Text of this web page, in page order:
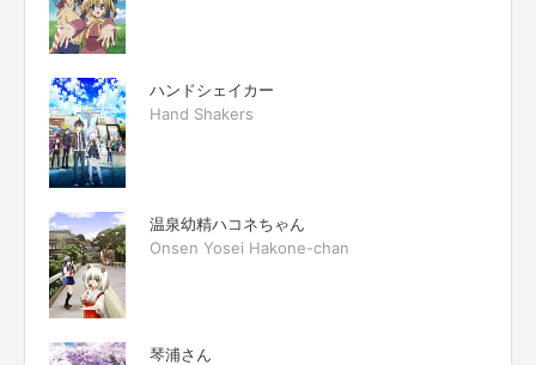
ハンドシェイカー
Hand Shakers
温泉幼精ハコネちゃん
Onsen Yosei Hakone-chan
琴浦さん